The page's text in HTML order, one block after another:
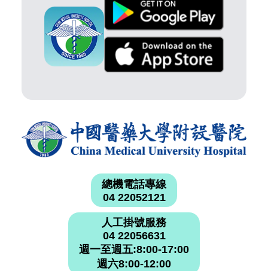
總機電話專線
04 22052121
人工掛號服務
04 22056631
週一至週五:8:00-17:00
週六8:00-12:00